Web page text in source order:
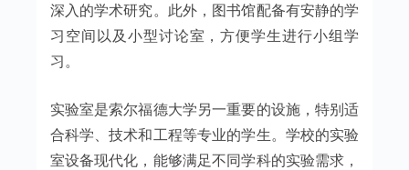
深入的学术研究。此外，图书馆配备有安静的学
习空间以及小型讨论室，方便学生进行小组学
习。
实验室是索尔福德大学另一重要的设施，特别适
合科学、技术和工程等专业的学生。学校的实验
室设备现代化，能够满足不同学科的实验需求，